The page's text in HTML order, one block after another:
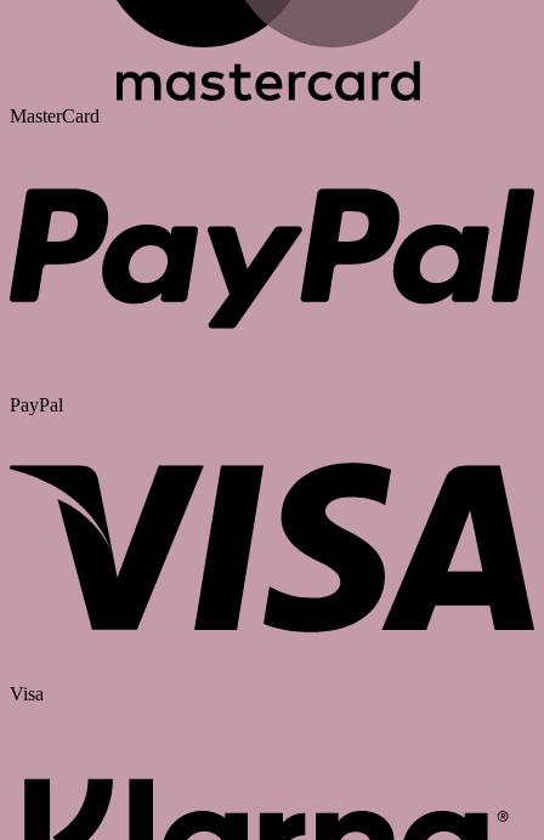
MasterCard
PayPal
Visa